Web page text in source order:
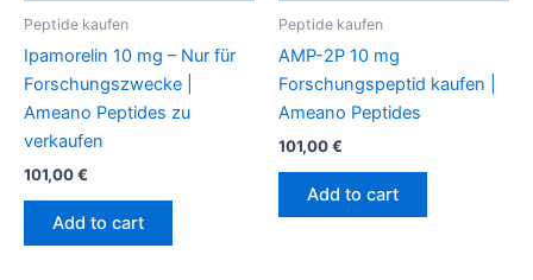
Peptide kaufen
Ipamorelin 10 mg – Nur für
Forschungszwecke |
Ameano Peptides zu
verkaufen
101,00€
Add to cart
Peptide kaufen
AMP-2P 10 mg
Forschungspeptid kaufen |
Ameano Peptides
101,00€
Add to cart